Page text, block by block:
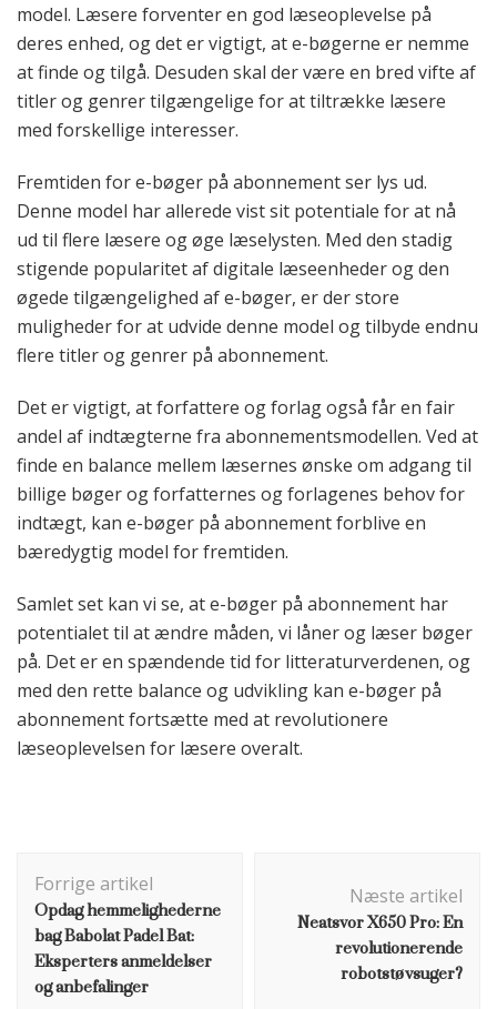
model. Læsere forventer en god læseoplevelse på
deres enhed, og det er vigtigt, at e-bøgerne er nemme
at finde og tilgå. Desuden skal der være en bred vifte af
titler og genrer tilgængelige for at tiltrække læsere
med forskellige interesser.
Fremtiden for e-bøger på abonnement ser lys ud.
Denne model har allerede vist sit potentiale for at nå
ud til flere læsere og øge læselysten. Med den stadig
stigende popularitet af digitale læseenheder og den
øgede tilgængelighed af e-bøger, er der store
muligheder for at udvide denne model og tilbyde endnu
flere titler og genrer på abonnement.
Det er vigtigt, at forfattere og forlag også får en fair
andel af indtægterne fra abonnementsmodellen. Ved at
finde en balance mellem læsernes ønske om adgang til
billige bøger og forfatternes og forlagenes behov for
indtægt, kan e-bøger på abonnement forblive en
bæredygtig model for fremtiden.
Samlet set kan vi se, at e-bøger på abonnement har
potentialet til at ændre måden, vi låner og læser bøger
på. Det er en spændende tid for litteraturverdenen, og
med den rette balance og udvikling kan e-bøger på
abonnement fortsætte med at revolutionere
læseoplevelsen for læsere overalt.
Forrige artikel
Opdag hemmelighederne
bag Babolat Padel Bat:
Eksperters anmeldelser
og anbefalinger
Næste artikel
Neatsvor X650 Pro: En
revolutionerende
robotstøvsuger?